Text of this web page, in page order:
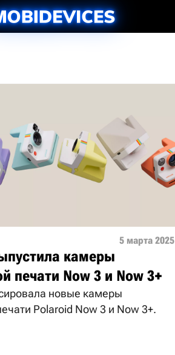
5 марта 2025
камеры
печати Now 3 и Now 3+
новые камеры
Polaroid Now 3 и Now 3+.